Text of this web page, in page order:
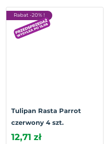
Rabat -20% !
Tulipan Rasta Parrot
czerwony 4 szt.
12,71 zł